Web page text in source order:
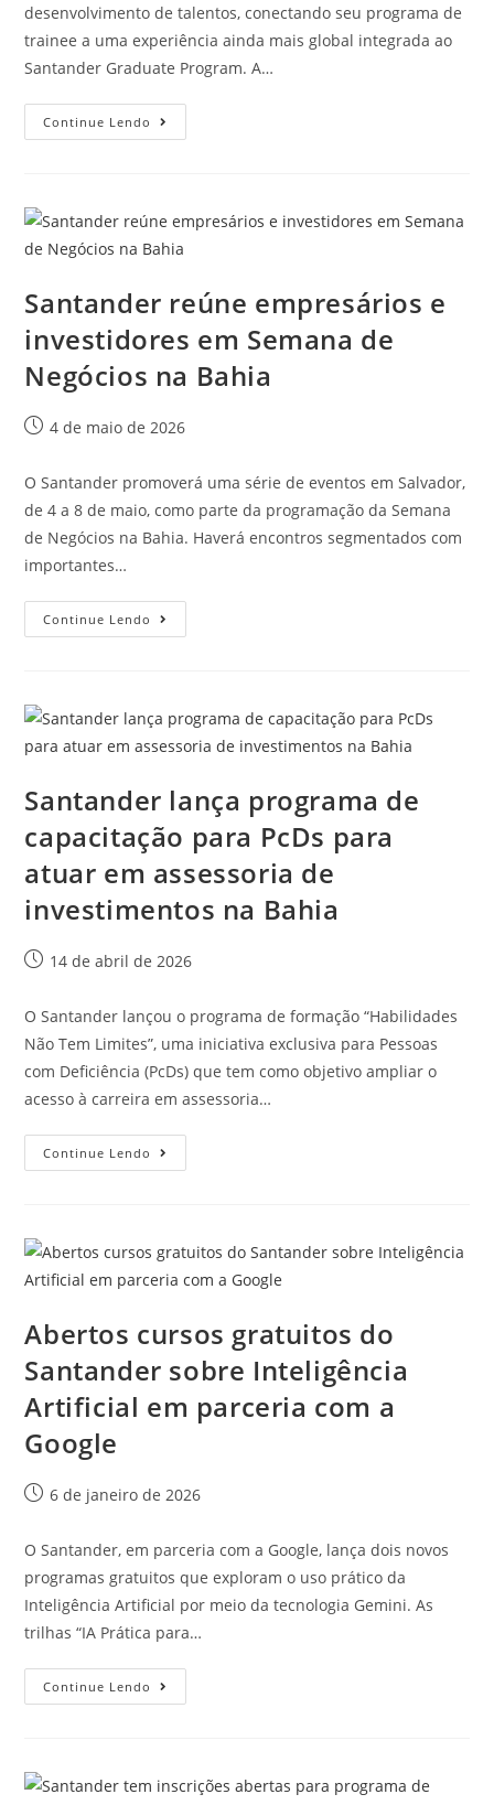
desenvolvimento de talentos, conectando seu programa de
trainee a uma experiência ainda mais global integrada ao
Santander Graduate Program. A…
Continue Lendo
Santander reúne empresários e
investidores em Semana de
Negócios na Bahia
4 de maio de 2026
O Santander promoverá uma série de eventos em Salvador,
de 4 a 8 de maio, como parte da programação da Semana
de Negócios na Bahia. Haverá encontros segmentados com
importantes…
Continue Lendo
Santander lança programa de
capacitação para PcDs para
atuar em assessoria de
investimentos na Bahia
14 de abril de 2026
O Santander lançou o programa de formação “Habilidades
Não Tem Limites”, uma iniciativa exclusiva para Pessoas
com Deficiência (PcDs) que tem como objetivo ampliar o
acesso à carreira em assessoria…
Continue Lendo
Abertos cursos gratuitos do
Santander sobre Inteligência
Artificial em parceria com a
Google
6 de janeiro de 2026
O Santander, em parceria com a Google, lança dois novos
programas gratuitos que exploram o uso prático da
Inteligência Artificial por meio da tecnologia Gemini. As
trilhas “IA Prática para…
Continue Lendo